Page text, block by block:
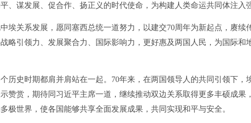
、谋发展、促合作、扬正义的时代使命，为构建人类命运共同体注入
关系发展，愿同塞西总统一道努力，以建交70周年为新起点，赓续
略引领力、发展聚合力、国际影响力，更好惠及两国人民，为国际和
史时期都肩并肩站在一起。70年来，在两国领导人的共同引领下，
赞赏，期待同习近平主席一道，继续推动双边关系取得更多丰硕成果
极世界，使各国能够共享全面发展成果，共同实现和平与安全。